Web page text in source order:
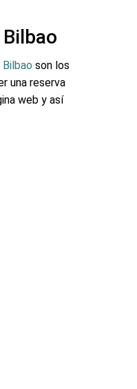
son los
una reserva
web y así